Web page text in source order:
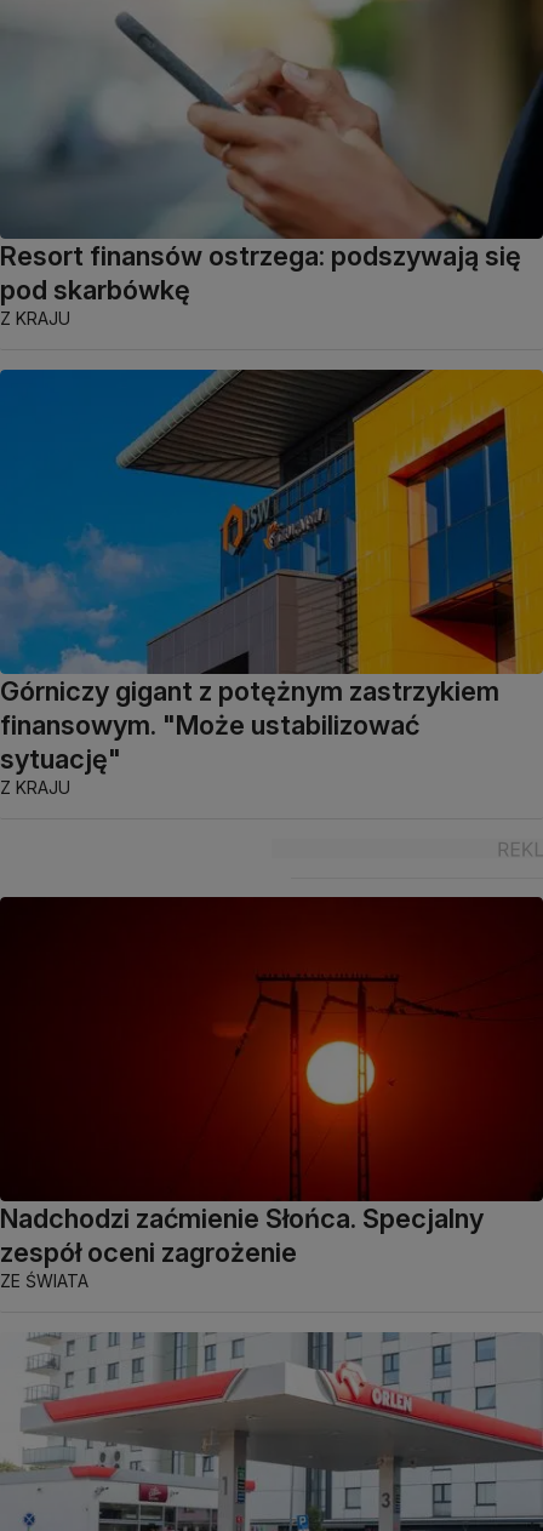
Resort finansów ostrzega: podszywają się
pod skarbówkę
Z KRAJU
Górniczy gigant z potężnym zastrzykiem
finansowym. "Może ustabilizować
sytuację"
Z KRAJU
Nadchodzi zaćmienie Słońca. Specjalny
zespół oceni zagrożenie
ZE ŚWIATA